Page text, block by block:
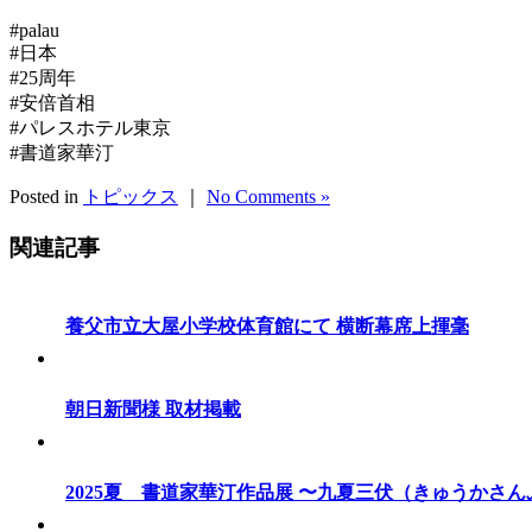
#palau
#日本
#25周年
#安倍首相
#パレスホテル東京
#書道家華汀
Posted in トピックス No Comments »
関連記事
養父市立大屋小学校体育館にて 横断幕席上揮毫
朝日新聞様 取材掲載
2025夏 書道家華汀作品展 〜九夏三伏（きゅうかさん